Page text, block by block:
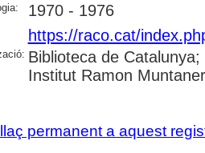
1970 - 1976
https://raco.cat/
Biblioteca de
Institut Ramon
permanent a aquest